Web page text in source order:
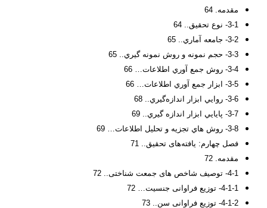
مقدمه. 64
3-1- نوع تحقيق.. 64
3-2- جامعه آماري.. 65
3-3- حجم نمونه و روش نمونه گيري.. 65
3-4- روش جمع آوري اطلاعات… 66
3-5- ابزار جمع آوري اطلاعات… 66
3-6- روايي ابزار اندازه‌گيري.. 68
3-7- پايايي ابزار اندازه گيري.. 69
3-8- روش هاي تجزيه و تحليل اطلاعات… 69
فصل چهارم: یافته‌های تحقیق.. 71
مقدمه. 72
4-1- توصیف شاخص های جمعت شناختی.. 72
4-1-1- توزیع فراوانی جنسیت… 72
4-1-2- توزیع فراوانی سن.. 73